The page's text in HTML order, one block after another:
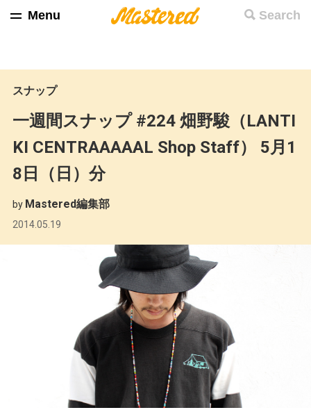
Search
Menu
スナップ
一週間スナップ #224 畑野駿（LANTI
KI CENTRAAAAAL Shop Staff） 5月1
8日（日）分
by Mastered編集部
2014.05.19